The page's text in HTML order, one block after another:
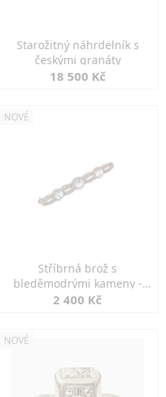
Starožitný náhrdelník s
českými granáty
18 500 Kč
NOVÉ
Stříbrná brož s
bleděmodrými kameny -
jemná elegance
2 400 Kč
NOVÉ